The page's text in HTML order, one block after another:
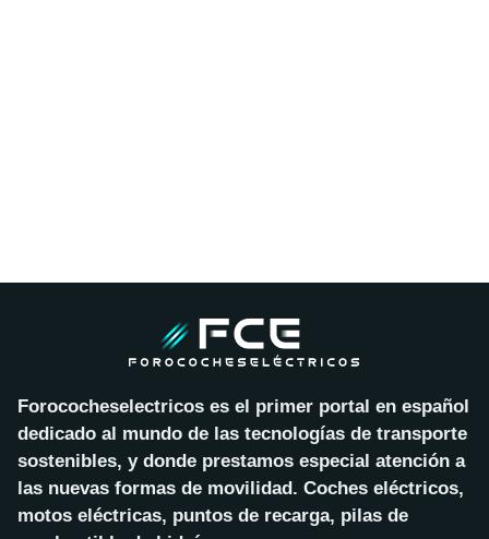
Forococheselectricos es el primer portal en español
dedicado al mundo de las tecnologías de transporte
sostenibles, y donde prestamos especial atención a
las nuevas formas de movilidad. Coches eléctricos,
motos eléctricas, puntos de recarga, pilas de